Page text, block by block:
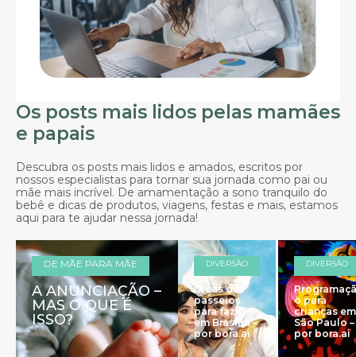
Os posts mais lidos pelas mamães
e papais
Descubra os posts mais lidos e amados, escritos por
nossos especialistas para tornar sua jornada como pai ou
mãe mais incrível. De amamentação a sono tranquilo do
bebê e dicas de produtos, viagens, festas e mais, estamos
aqui para te ajudar nessa jornada!
DE MÃE PARA MÃE
A ANUNCIAÇÃO –
MAS O QUE É
ISSO?
DIVERSÃO
Dicas de
passeios
para fazer
em Brasília –
por bora.ai
DIVERSÃO
Programaçã
o para
crianças em
São Paulo –
por bora.ai